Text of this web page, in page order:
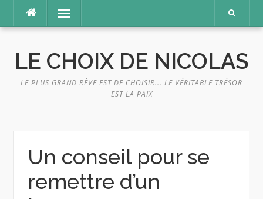
contenu
Menu
LE CHOIX DE NICOLAS
LE PLUS GRAND RÊVE EST DE CHOISIR... LE VÉRITABLE TRÉSOR
EST LA PAIX
Un conseil pour se
remettre d’un